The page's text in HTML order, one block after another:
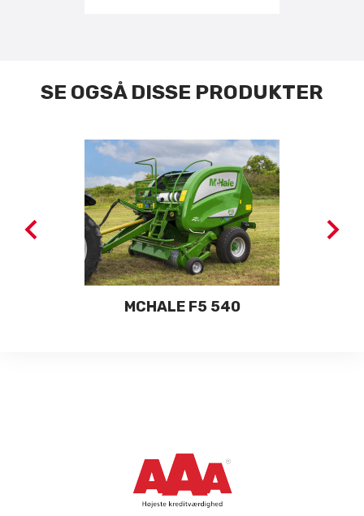
SE OGSÅ DISSE PRODUKTER
MCHALE F5 540